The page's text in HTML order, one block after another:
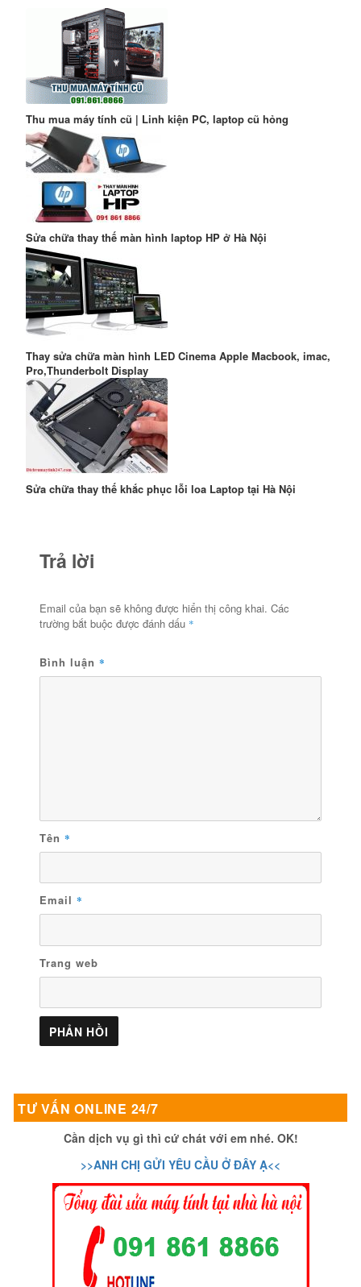
Thu mua máy tính cũ | Linh kiện PC, laptop cũ hỏng
Sửa chữa thay thế màn hình laptop HP ở Hà Nội
Thay sửa chữa màn hình LED Cinema Apple Macbook, imac,
Pro,Thunderbolt Display
Sửa chữa thay thế khắc phục lỗi loa Laptop tại Hà Nội
Trả lời
Email của bạn sẽ không được hiển thị công khai. Các
trường bắt buộc được đánh dấu *
Bình luận *
Tên *
Email *
Trang web
TƯ VẤN ONLINE 24/7
Cần dịch vụ gì thì cứ chát với em nhé. OK!
>>ANH CHỊ GỬI YÊU CẦU Ở ĐÂY Ạ<<